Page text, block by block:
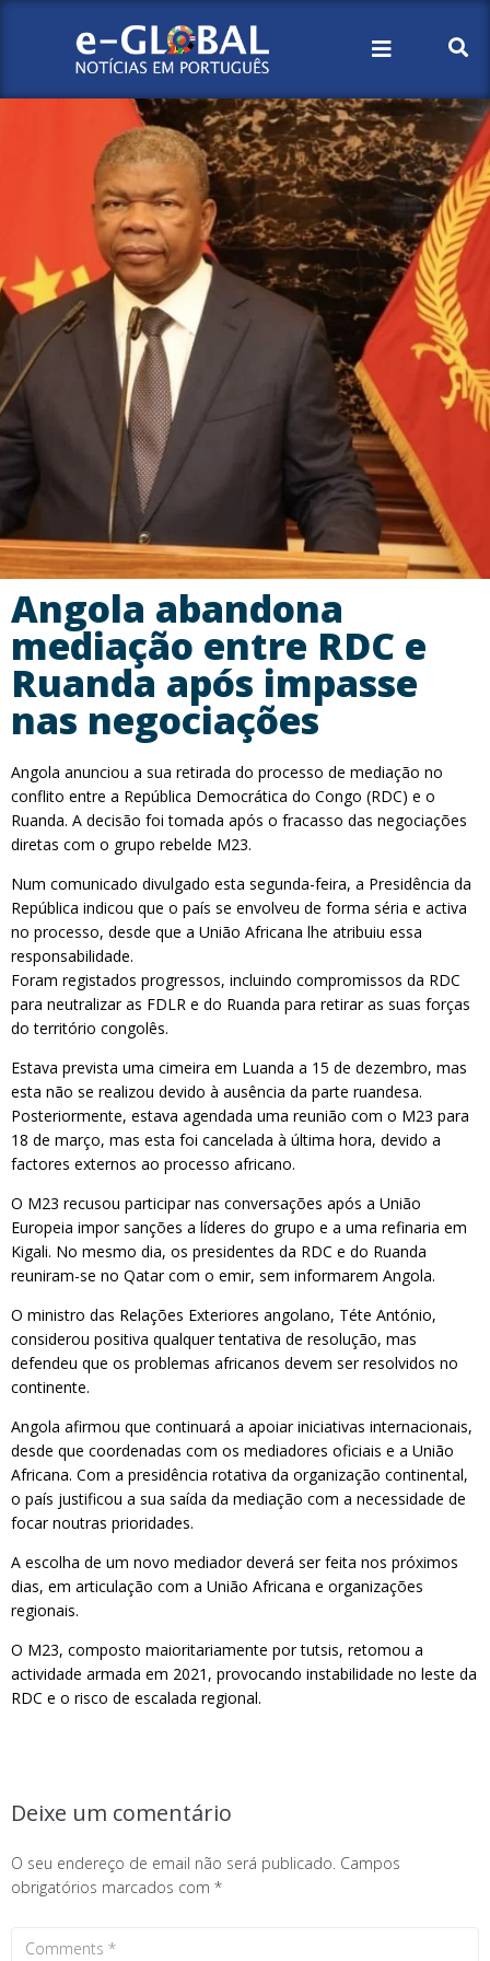
Angola abandona
mediação entre RDC e
Ruanda após impasse
nas negociações
Angola anunciou a sua retirada do processo de mediação no
conflito entre a República Democrática do Congo (RDC) e o
Ruanda. A decisão foi tomada após o fracasso das negociações
diretas com o grupo rebelde M23.
Num comunicado divulgado esta segunda-feira, a Presidência da
República indicou que o país se envolveu de forma séria e activa
no processo, desde que a União Africana lhe atribuiu essa
responsabilidade.
Foram registados progressos, incluindo compromissos da RDC
para neutralizar as FDLR e do Ruanda para retirar as suas forças
do território congolês.
Estava prevista uma cimeira em Luanda a 15 de dezembro, mas
esta não se realizou devido à ausência da parte ruandesa.
Posteriormente, estava agendada uma reunião com o M23 para
18 de março, mas esta foi cancelada à última hora, devido a
factores externos ao processo africano.
O M23 recusou participar nas conversações após a União
Europeia impor sanções a líderes do grupo e a uma refinaria em
Kigali. No mesmo dia, os presidentes da RDC e do Ruanda
reuniram-se no Qatar com o emir, sem informarem Angola.
O ministro das Relações Exteriores angolano, Téte António,
considerou positiva qualquer tentativa de resolução, mas
defendeu que os problemas africanos devem ser resolvidos no
continente.
Angola afirmou que continuará a apoiar iniciativas internacionais,
desde que coordenadas com os mediadores oficiais e a União
Africana. Com a presidência rotativa da organização continental,
o país justificou a sua saída da mediação com a necessidade de
focar noutras prioridades.
A escolha de um novo mediador deverá ser feita nos próximos
dias, em articulação com a União Africana e organizações
regionais.
O M23, composto maioritariamente por tutsis, retomou a
actividade armada em 2021, provocando instabilidade no leste da
RDC e o risco de escalada regional.
Deixe um comentário
O seu endereço de email não será publicado. Campos
obrigatórios marcados com *